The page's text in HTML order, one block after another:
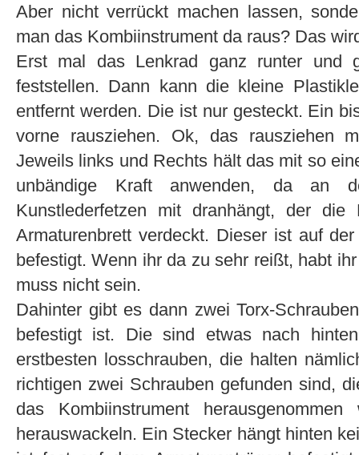
Aber nicht verrückt machen lassen,
man das Kombiinstrument da raus? Das
Erst mal das Lenkrad ganz runter und
feststellen. Dann kann die kleine
entfernt werden. Die ist nur gesteckt. Ein
vorne rausziehen. Ok, das rausziehen
Jeweils links und Rechts hält das mit so
unbändige Kraft anwenden, da an
Kunstlederfetzen mit dranhängt, der
Armaturenbrett verdeckt. Dieser ist auf
befestigt. Wenn ihr da zu sehr reißt, habt
muss nicht sein.
Dahinter gibt es dann zwei Torx-
befestigt ist. Die sind etwas nach
erstbesten losschrauben, die halten
richtigen zwei Schrauben gefunden sind,
das Kombiinstrument
herauswackeln. Ein Stecker hängt hinten